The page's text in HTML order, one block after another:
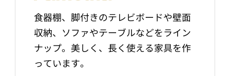
食器棚、脚付きのテレビボードや壁面
収納、ソファやテーブルなどをライン
ナップ。美しく、長く使える家具を作
っています。